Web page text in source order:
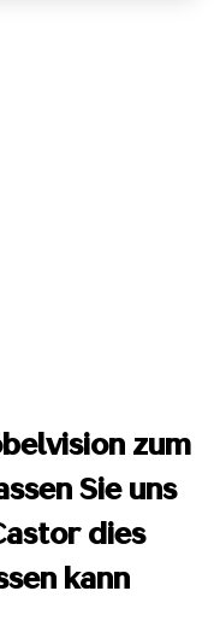
zum
Sie uns
dies
kann